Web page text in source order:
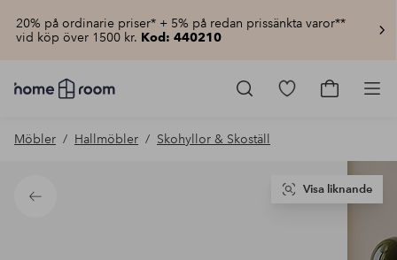
20% på ordinarie priser* + 5% på redan prissänkta varor**
vid köp över 1500 kr. Kod: 440210
Homeroom
–
hemmet
pris
Gå
Gå
Möbler Hallmöbler Skohyllor & Skoställ
Tillbaka
Visa liknande